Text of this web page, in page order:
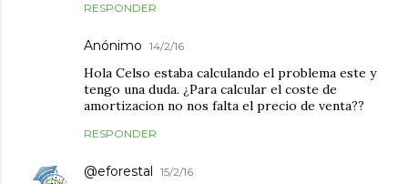
RESPONDER
Anónimo 14/2/16
Hola Celso estaba calculando el problema este y
tengo una duda. ¿Para calcular el coste de
amortizacion no nos falta el precio de venta??
RESPONDER
@eforestal 15/2/16